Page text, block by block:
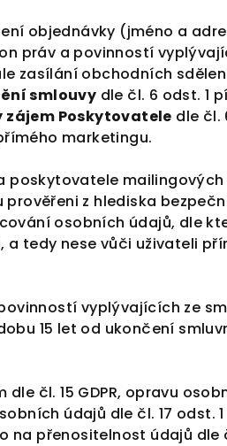
objednávky (jméno a
práv a povinností
zasílání obchodních
smlouvy dle čl. 6 odst. 1
zájem Poskytovatele dle čl.
marketingu.
poskytovatele
z hlediska
osobních údajů, dle
tedy nese vůči uživateli
vyplývajících ze
15 let od ukončení
čl. 15 GDPR, opravu
údajů dle čl. 17 odst.
na přenositelnost údajů dle